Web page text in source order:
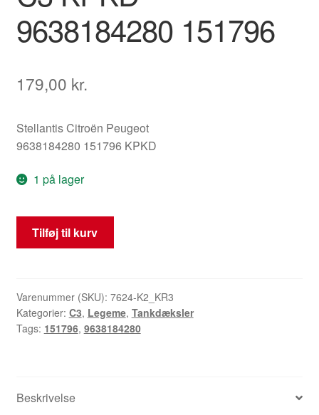
9638184280 151796
179,00 kr.
Stellantis Citroën Peugeot
9638184280 151796 KPKD
1 på lager
Tankdæksel,
tankafdækning
KPKD
9638184280
151796
Tilføj til kurv
Varenummer (SKU): 7624-K2_KR3
Kategorier: C3, Legeme, Tankdæksler
Tags: 151796, 9638184280
Beskrivelse